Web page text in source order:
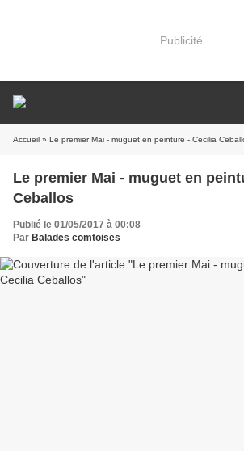
Publicité
Accueil » Le premier Mai - muguet en peinture - Cecilia
Le premier Mai - muguet en
Ceballos
Publié le 01/05/2017 à 00:08
Par Balades comtoises